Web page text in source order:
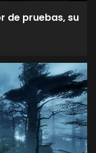
de pruebas, su